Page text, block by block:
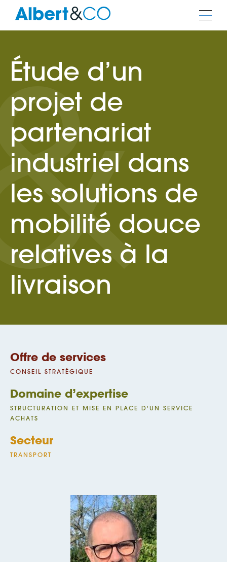
Étude d’un
projet de
partenariat
industriel dans
les solutions de
mobilité douce
relatives à la
livraison
Offre de services
CONSEIL STRATÉGIQUE
Domaine d’expertise
STRUCTURATION ET MISE EN PLACE D'UN SERVICE
ACHATS
Secteur
TRANSPORT